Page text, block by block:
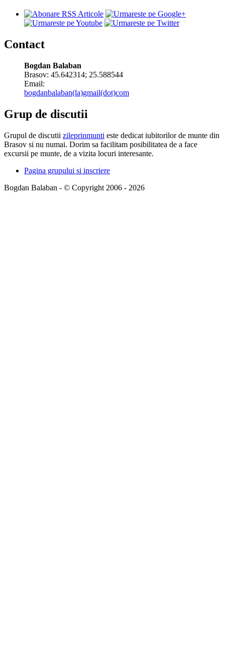
Contact
Bogdan Balaban
Brasov: 45.642314; 25.588544
Email:
bogdanbalaban(la)gmail(dot)com
Grup de discutii
Grupul de discutii zileprinmunti este dedicat iubitorilor de munte din
Brasov si nu numai. Dorim sa facilitam posibilitatea de a face
excursii pe munte, de a vizita locuri interesante.
Pagina grupului si inscriere
Bogdan Balaban - © Copyright 2006 - 2026